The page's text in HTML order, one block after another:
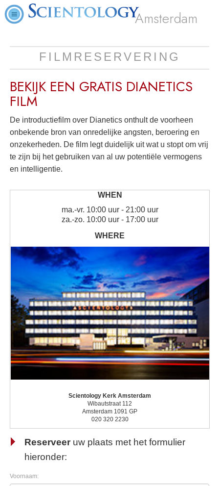
Amsterdam
FILMRESERVERING
BEKIJK EEN GRATIS DIANETICS
FILM
De introductiefilm over Dianetics onthult de voorheen
onbekende bron van onredelijke angsten, beroering en
onzekerheden. De film legt duidelijk uit wat u stopt om vrij
te zijn bij het gebruiken van al uw potentiële vermogens
en intelligentie.
ma.-vr. 10:00 uur - 21:00 uur
za.-zo. 10:00 uur - 17:00 uur
Scientology Kerk Amsterdam
Wibautstraat 112
Amsterdam 1091 GP
020 320 2230
Reserveer uw plaats met het formulier
hieronder:
Voornaam: